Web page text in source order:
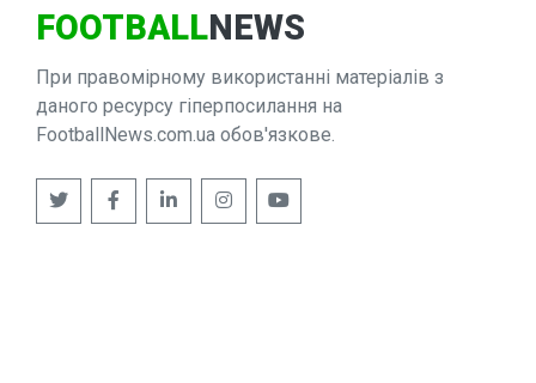
FOOTBALLNEWS
При правомірному використанні матеріалів з
даного ресурсу гіперпосилання на
FootballNews.com.ua обов'язкове.